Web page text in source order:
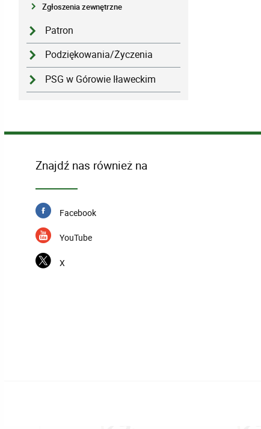
Zgłoszenia zewnętrzne
Patron
Podziękowania/Życzenia
PSG w Górowie Iławeckim
Znajdź nas również na
Facebook
YouTube
X